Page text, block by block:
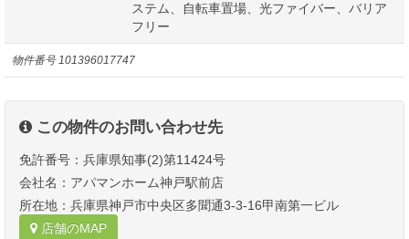
物件番号101396017747
ステム、自転車置場、光ファイバー、バリア
フリー
この物件のお問い合わせ先
免許番号：兵庫県知事(2)第11424号
会社名：アパマンホーム神戸駅前店
所在地：兵庫県神戸市中央区多聞通3-3-16甲南第一ビル
店舗のMAP